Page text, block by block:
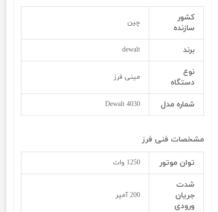
کشور
سازنده
چین
برند dewalt
نوع
دستگاه
مینی فرز
شماره مدل Dewalt 4030
مشخصات فنی فرز
توان موتور 1250 وات
شدت
جریان
ورودی
200 آمپر